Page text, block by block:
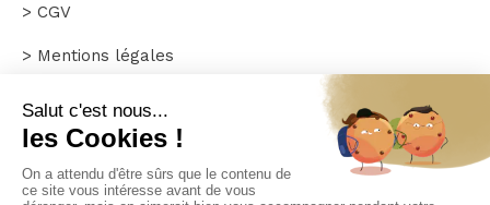
> CGV
> Mentions légales
> Plan du site